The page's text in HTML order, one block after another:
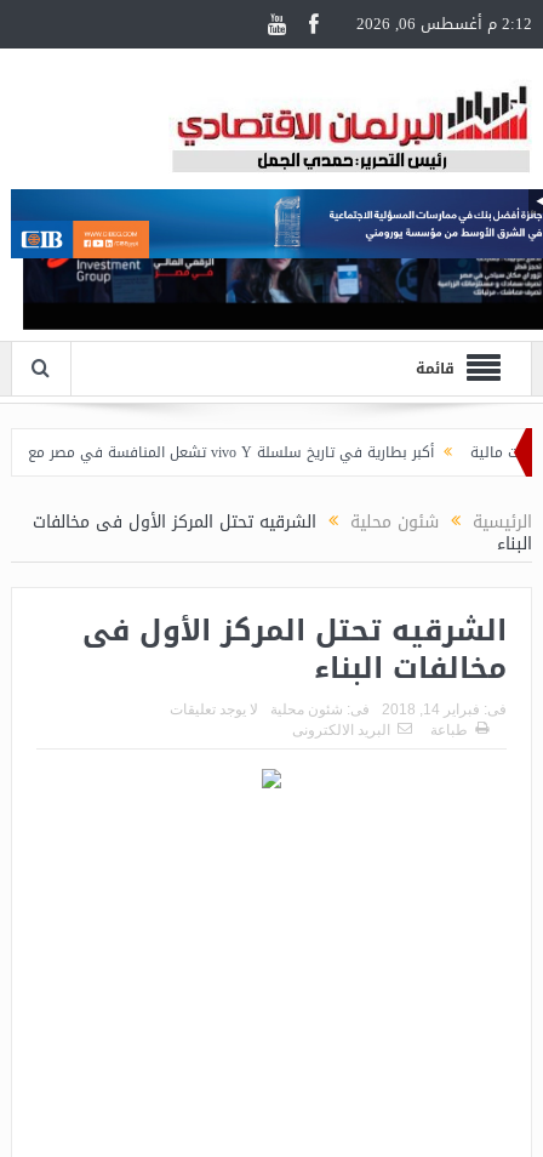
2:12 م أغسطس 06, 2026
قائمة
أكبر بطارية في تاريخ سلسلة vivo Y تشعل المنافسة في مصر مع إطلاق vivo Y500، المزود ببطارية BlueVolt رائدة بسعة 8100 مللي أمبير* .
الرئيسية شئون محلية الشرقيه تحتل المركز الأول فى مخالفات
البناء
الشرقيه تحتل المركز الأول فى
مخالفات البناء
فى: فبراير 14, 2018 فى: شئون محلية
لا يوجد تعليقات
طباعة
البريد الالكترونى